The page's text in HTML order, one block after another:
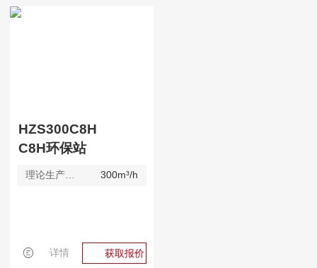
HZS300C8H
C8H环保站
理论生产效率 300m³/h
详情 获取报价